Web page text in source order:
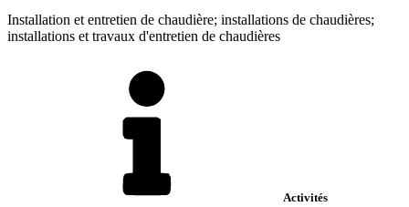
Installation et entretien de chaudière; installations de chaudières;
installations et travaux d'entretien de chaudières
Activités